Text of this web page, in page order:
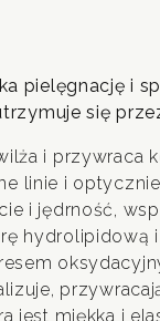
pielęgnację i
się
i przywraca
linie i
i jędrność,
hydrolipidową
jest miękka i